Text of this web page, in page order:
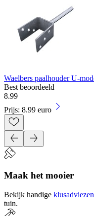
Waelbers paalhouder U-
Best beoordeeld
8.99
Prijs: 8.99 euro
Maak het mooier
Bekijk handige klusadviezen
tuin.